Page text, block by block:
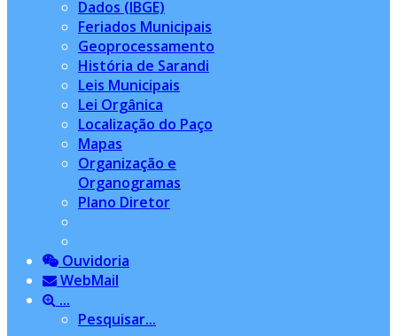
Dados (IBGE)
Feriados Municipais
Geoprocessamento
História de Sarandi
Leis Municipais
Lei Orgânica
Localização do Paço
Mapas
Organização e
Organogramas
Plano Diretor
Ouvidoria
WebMail
...
Pesquisar...